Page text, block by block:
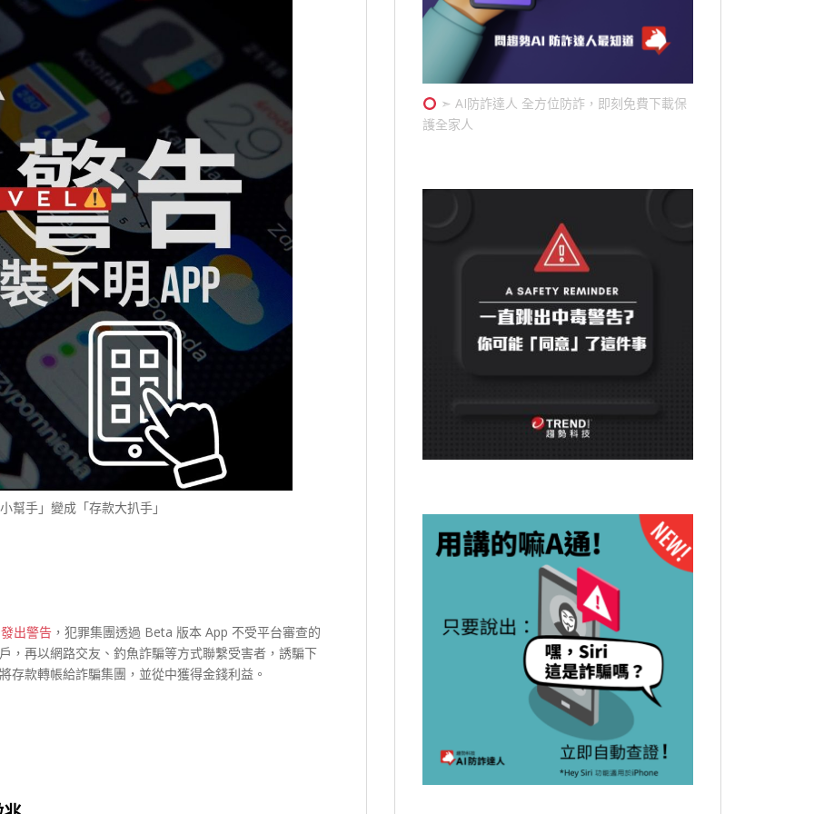
幫手」變成「存款大扒手」
出警告 ，犯罪集團透過 Beta 版本 App 不受平台審查的
，再以網路交友、釣魚詐騙等方式聯繫受害者，誘騙下
存款轉帳給詐騙集團，並從中獲得金錢利益。
➣ AI防詐達人 全方位防詐，即刻免費下載保
護全家人